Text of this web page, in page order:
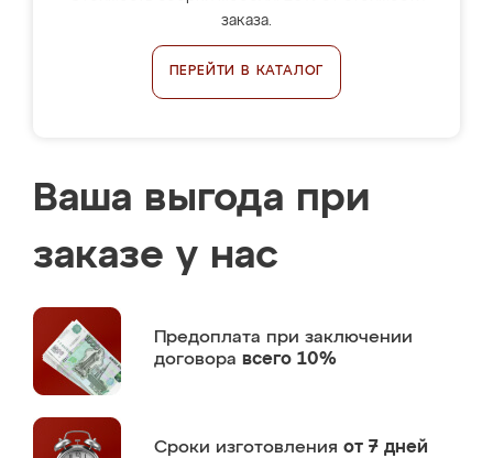
заказа.
ПЕРЕЙТИ В КАТАЛОГ
Ваша выгода при
заказе у нас
Предоплата при заключении
договора всего 10%
Сроки изготовления от 7 дней